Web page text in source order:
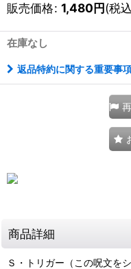
販売価格: 1,480円(税
在庫なし
返品特約に関する重要事
商品詳細
Ｓ・トリガー（この呪文を